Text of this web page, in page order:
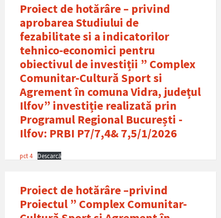
Proiect de hotărâre – privind
aprobarea Studiului de
fezabilitate si a indicatorilor
tehnico-economici pentru
obiectivul de investiții ” Complex
Comunitar-Culturǎ Sport si
Agrement în comuna Vidra, județul
Ilfov” investiție realizată prin
Programul Regional București -
Ilfov: PRBI P7/7,4& 7,5/1/2026
pct 4 Descarcă
Proiect de hotărâre –privind
Proiectul ” Complex Comunitar-